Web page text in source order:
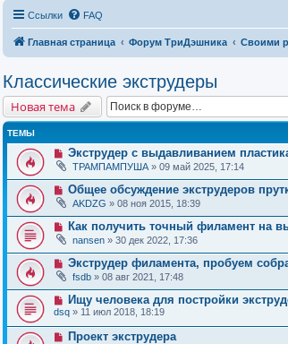
Ссылки FAQ
Главная страница Форум ТриДэшника Своими
Классические экструдеры
Новая тема
ТЕМЫ
Экструдер с выдавливанием
ТРАМПАМПУША » 09 май 2025, 17:14
Общее обсуждение экструдеров
AKDZG » 08 ноя 2015, 18:39
Как получить точный филамент на
nansen » 30 дек 2022, 17:36
Экструдер филамента, пробуем
fsdb » 08 авг 2021, 17:48
Ищу человека для постройки
dsq » 11 июл 2018, 18:19
Проект экструдера